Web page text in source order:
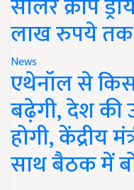
लाख रुपये तक
News
एथेनॉल से
बढ़ेगी, देश की
होगी, केंद्रीय
साथ बैठक में